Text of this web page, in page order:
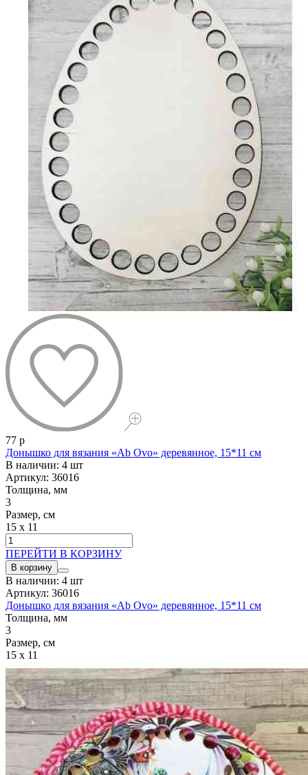
77 р
Донышко для вязания «Ab Ovo» деревянное, 15*11 см
В наличии: 4 шт
Артикул: 36016
Толщина, мм
3
Размер, см
15 x 11
ПЕРЕЙТИ В КОРЗИНУ
В корзину
В наличии: 4 шт
Артикул: 36016
Донышко для вязания «Ab Ovo» деревянное, 15*11 см
Толщина, мм
3
Размер, см
15 x 11